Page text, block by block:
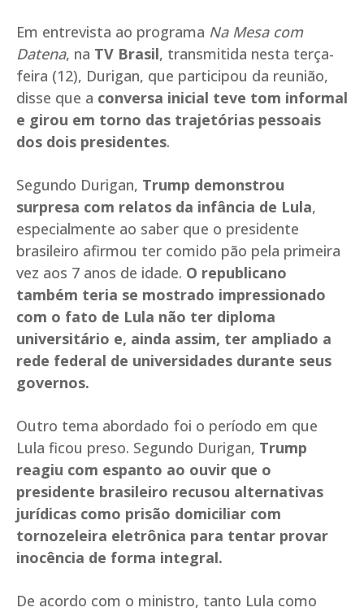
Em entrevista ao programa Na Mesa com
Datena, na TV Brasil, transmitida nesta terça-
feira (12), Durigan, que participou da reunião,
disse que a conversa inicial teve tom informal
e girou em torno das trajetórias pessoais
dos dois presidentes.
Segundo Durigan, Trump demonstrou
surpresa com relatos da infância de Lula,
especialmente ao saber que o presidente
brasileiro afirmou ter comido pão pela primeira
vez aos 7 anos de idade. O republicano
também teria se mostrado impressionado
com o fato de Lula não ter diploma
universitário e, ainda assim, ter ampliado a
rede federal de universidades durante seus
governos.
Outro tema abordado foi o período em que
Lula ficou preso. Segundo Durigan, Trump
reagiu com espanto ao ouvir que o
presidente brasileiro recusou alternativas
jurídicas como prisão domiciliar com
tornozeleira eletrônica para tentar provar
inocência de forma integral.
De acordo com o ministro, tanto Lula como